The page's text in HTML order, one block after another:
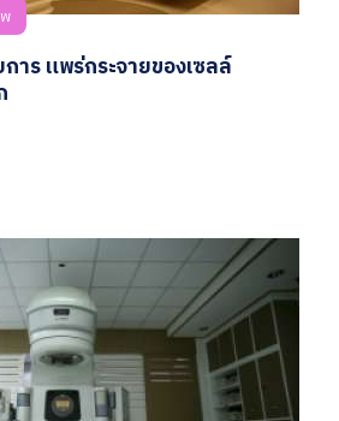
าร แพร่กระจายของเซลล์